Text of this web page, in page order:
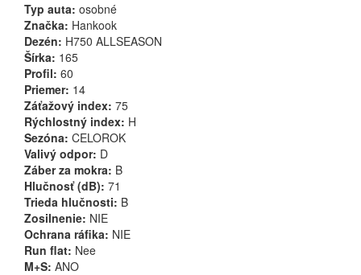
Typ auta: osobné
Značka: Hankook
Dezén: H750 ALLSEASON
Šírka: 165
Profil: 60
Priemer: 14
Záťažový index: 75
Rýchlostný index: H
Sezóna: CELOROK
Valivý odpor: D
Záber za mokra: B
Hlučnosť (dB): 71
Trieda hlučnosti: B
Zosilnenie: NIE
Ochrana ráfika: NIE
Run flat: Nee
M+S: ANO